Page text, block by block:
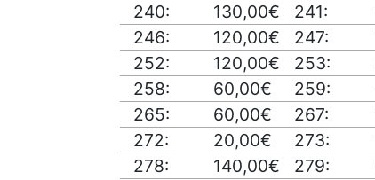
240:
130,00€ 241:
246:
120,00€ 247:
252:
120,00€ 253:
258:
60,00€ 259:
265:
60,00€ 267:
272:
20,00€ 273:
278:
140,00€ 279: